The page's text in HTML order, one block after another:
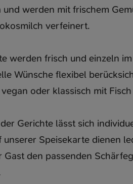
werden mit frischem
verfeinert.
werden frisch und einzeln
Wünsche flexibel
oder klassisch mit Fisch
Gerichte lässt sich
unserer Speisekarte dienen
Gast den passenden